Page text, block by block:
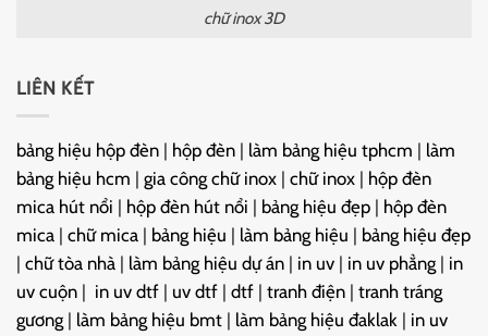
chữ inox 3D
LIÊN KẾT
bảng hiệu hộp đèn | hộp đèn | làm bảng hiệu tphcm | làm
bảng hiệu hcm | gia công chữ inox | chữ inox | hộp đèn
mica hút nổi | hộp đèn hút nổi | bảng hiệu đẹp | hộp đèn
mica | chữ mica | bảng hiệu | làm bảng hiệu | bảng hiệu đẹp
| chữ tòa nhà | làm bảng hiệu dự án | in uv | in uv phẳng | in
uv cuộn | in uv dtf | uv dtf | dtf | tranh điện | tranh tráng
gương | làm bảng hiệu bmt | làm bảng hiệu đaklak | in uv